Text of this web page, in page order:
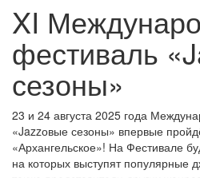
XI
фестиваль
сезоны»
23 и 24 августа 2025 года
«Jazzовые сезоны» впервые
«Архангельское»! На Фестивале
на которых выступят популярные